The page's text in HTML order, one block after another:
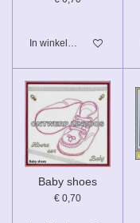
In winkelwagen
Baby shoes
€ 0,70